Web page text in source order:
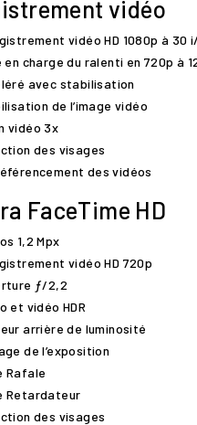
vidéo
vidéo HD 1080p à 30
en charge du ralenti en 720p à
avec stabilisation
de l’image vidéo
vidéo 3x
des visages
des vidéos
FaceTime HD
1,2 Mpx
vidéo HD 720p
ƒ/2,2
et vidéo HDR
arrière de luminosité
de l’exposition
Rafale
Retardateur
des visages